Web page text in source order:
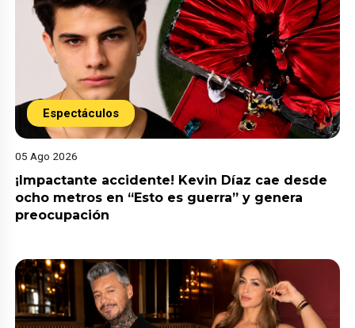
Espectáculos
05 Ago 2026
¡Impactante accidente! Kevin Díaz cae desde
ocho metros en “Esto es guerra” y genera
preocupación